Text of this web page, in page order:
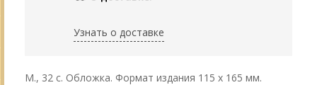
Узнать о доставке
М., 32 с. Обложка. Формат издания 115 х 165 мм.